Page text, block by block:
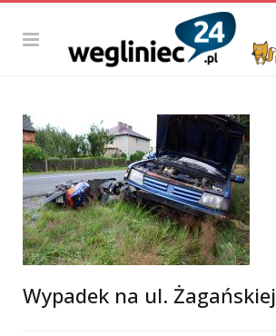
Wypadek na ul. Żagańskiej